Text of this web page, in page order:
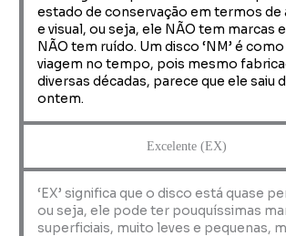
estado de conservação em termos de
e visual, ou seja, ele NÃO tem marcas
NÃO tem ruído. Um disco ‘NM’ é como
viagem no tempo, pois mesmo
diversas décadas, parece que ele saiu
ontem.
Excelente (EX)
‘EX’ significa que o disco está quase
ou seja, ele pode ter pouquíssimas
superficiais, muito leves e pequenas,